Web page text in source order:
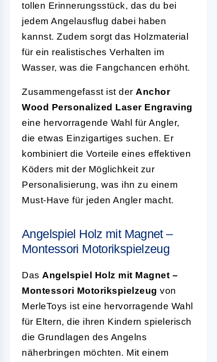
tollen Erinnerungsstück, das du bei
jedem Angelausflug dabei haben
kannst. Zudem sorgt das Holzmaterial
für ein realistisches Verhalten im
Wasser, was die Fangchancen erhöht.
Zusammengefasst ist der Anchor
Wood Personalized Laser Engraving
eine hervorragende Wahl für Angler,
die etwas Einzigartiges suchen. Er
kombiniert die Vorteile eines effektiven
Köders mit der Möglichkeit zur
Personalisierung, was ihn zu einem
Must-Have für jeden Angler macht.
Angelspiel Holz mit Magnet –
Montessori Motorikspielzeug
Das Angelspiel Holz mit Magnet –
Montessori Motorikspielzeug von
MerleToys ist eine hervorragende Wahl
für Eltern, die ihren Kindern spielerisch
die Grundlagen des Angelns
näherbringen möchten. Mit einem